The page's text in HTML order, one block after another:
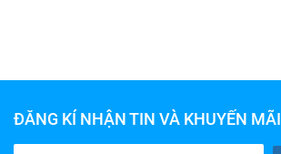
ĐĂNG KÍ NHẬN TIN VÀ KHUYẾN MÃI